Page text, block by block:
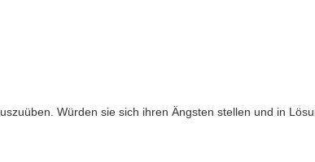
Würden sie sich ihren Ängsten stellen und in